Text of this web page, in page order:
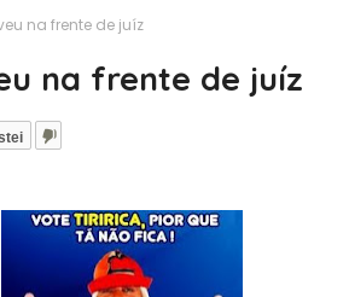
na frente de juíz
na frente de juíz